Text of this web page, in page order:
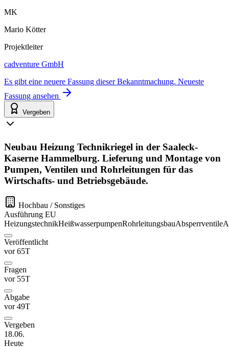
MK
Mario Kötter
Projektleiter
cadventure GmbH
Es gibt eine neuere Fassung dieser Bekanntmachung. Neueste
Fassung ansehen
Vergeben
Neubau Heizung Technikriegel in der Saaleck-
Kaserne Hammelburg. Lieferung und Montage von
Pumpen, Ventilen und Rohrleitungen für das
Wirtschafts- und Betriebsgebäude.
Hochbau / Sonstiges
Ausführung EU
HeizungstechnikHeißwasserpumpenRohrleitungsbauAbsperrventile
Veröffentlicht
vor 65T
Fragen
vor 55T
Abgabe
vor 49T
Vergeben
18.06.
Heute